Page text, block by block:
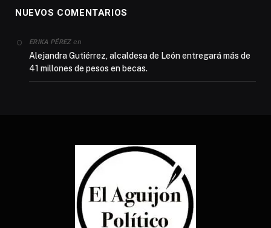
NUEVOS COMENTARIOS
ERIKA PÉREZen
Alejandra Gutiérrez, alcaldesa de León entregará más de
41 millones de pesos en becas.